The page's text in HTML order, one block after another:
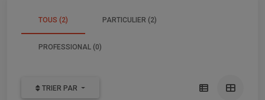
TOUS (2) PARTICULIER (2)
PROFESSIONAL (0)
TRIER PAR